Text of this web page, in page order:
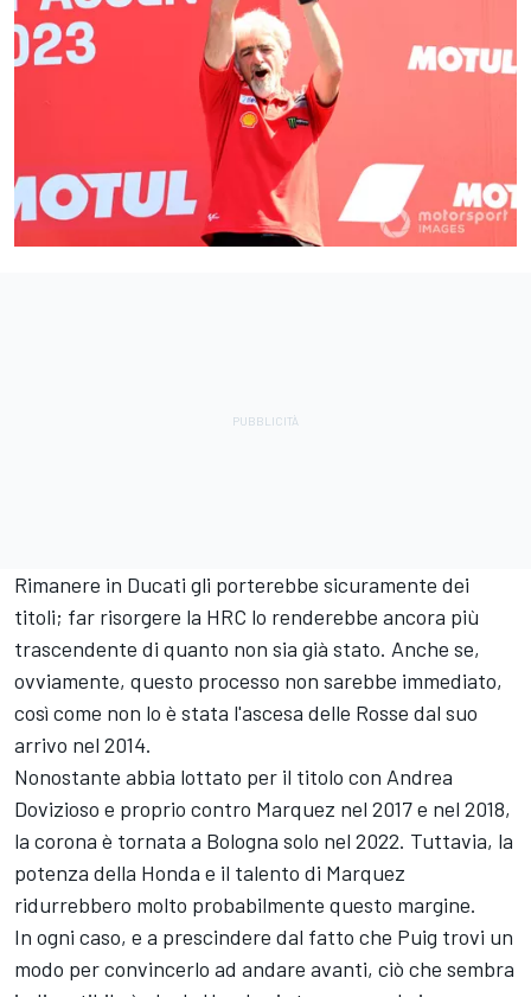
Rimanere in Ducati gli porterebbe sicuramente dei
titoli; far risorgere la HRC lo renderebbe ancora più
trascendente di quanto non sia già stato. Anche se,
ovviamente, questo processo non sarebbe immediato,
così come non lo è stata l'ascesa delle Rosse dal suo
arrivo nel 2014.
Nonostante abbia lottato per il titolo con Andrea
Dovizioso e proprio contro Marquez nel 2017 e nel 2018,
la corona è tornata a Bologna solo nel 2022. Tuttavia, la
potenza della Honda e il talento di Marquez
ridurrebbero molto probabilmente questo margine.
In ogni caso, e a prescindere dal fatto che Puig trovi un
modo per convincerlo ad andare avanti, ciò che sembra